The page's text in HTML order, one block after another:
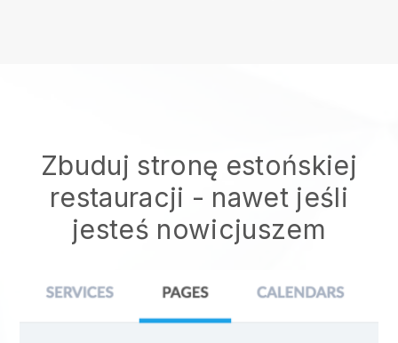
Zbuduj stronę estońskiej
restauracji - nawet jeśli
jesteś nowicjuszem